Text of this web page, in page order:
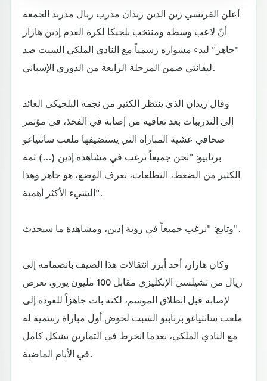
أعلن الفرنسي زين الدين زيدان مدرب ريال مدريد الجمعة
أنّ لاعب وسطه ومنتخب بلجيكا لكرة القدم إدين هازار
"جاهز" لبدء مشواره رسمياً مع النادي الملكي السبت ضد
ليفانتي ضمن المرحلة الرابعة من الدوري الإسباني.
وقال زيدان الذي ينتظر الكثير من نجمه البلجيكي العائد
إلى التدريبات بعد تعافيه من إصابة في الفخذ، في مؤتمر
صحافي عشية المباراة التي يستضيفها ملعب سانتياغو
برنابيو: "نحن جميعاً نرغب في مشاهدة إدين (...) ثمة
الكثير من الضغط، التطلعات، نعرف الوضع، هو جاهز وهذا
الشيء الأكثر أهمية".
وتابع: "نرغب جميعاً في رؤية إدين، ومشاهدة ما سيحدث".
وكان هازار، أحد أبرز انتقالات هذا الصيف بانضمامه إلى
ريال من تشيلسي الإنكليزي مقابل 100 مليون يورو، تعرض
لإصابة قبل انطلاق الموسم، لكنه بات جاهزاً للعودة إلى
ملعب سانتياغو برنابيو السبت لخوض أول مباراة رسمية له
مع النادي الملكي، بعدما انخرط في التمارين بشكل كامل
في الأيام الماضية.